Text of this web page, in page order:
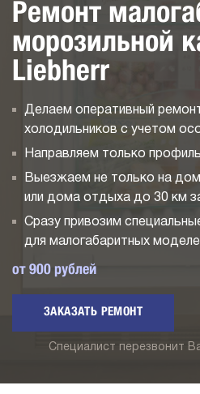
Ремонт
морозильной
Liebherr
Делаем оперативный
холодильников с учетом
Направляем только
Выезжаем не только на
или дома отдыха до 30 км
Сразу привозим
для малогабаритных
от 900 рублей
ЗАКАЗАТЬ РЕМОНТ
Специалист перезвонит